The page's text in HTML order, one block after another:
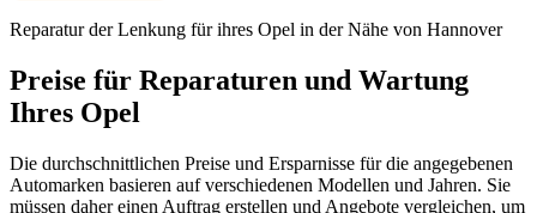
Reparatur der Lenkung für ihres Opel in der Nähe von Hannover
Preise für Reparaturen und Wartung
Ihres Opel
Die durchschnittlichen Preise und Ersparnisse für die angegebenen
Automarken basieren auf verschiedenen Modellen und Jahren. Sie
müssen daher einen Auftrag erstellen und Angebote vergleichen, um